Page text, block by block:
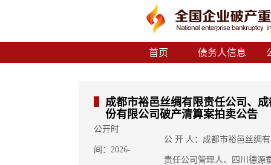
首页 债务人信息
成都市裕邑丝绸有限责任公司、
份有限公司破产清算案拍卖公告
公开时
间：2026-
公 开 人：成都市裕邑丝绸
责任公司管理人、四川德源